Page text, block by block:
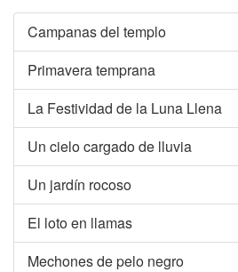
Campanas del templo
Primavera temprana
La Festividad de la Luna Llena
Un cielo cargado de lluvia
Un jardín rocoso
El loto en llamas
Mechones de pelo negro